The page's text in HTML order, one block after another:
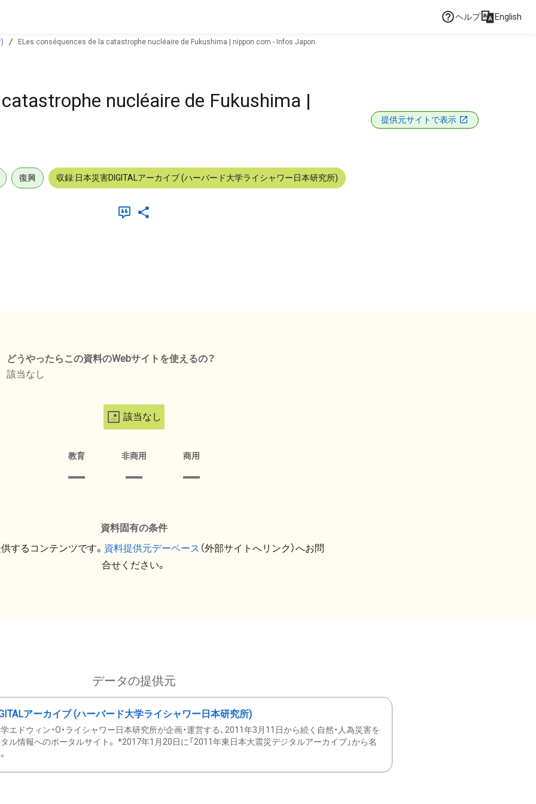
ヘルプ English
ELes conséquences de la catastrophe nucléaire de Fukushima | nippon.com - Infos Japon
nucléaire de Fukushima |
提供元サイトで表示
復興 収録:日本災害DIGITALアーカイブ (ハーバード大学ライシャワー日本研究所)
どうやったらこの資料のWebサイトを使えるの？
該当なし
該当なし
教育 非商用 商用
資料固有の条件
するコンテンツです。 資料提供元デーベース （外部サイトへリンク）へお問
合せください。
データの提供元
アーカイブ (ハーバード大学ライシャワー日本研究所)
エドウィン・O・ライシャワー日本研究所が企画・運営する、2011年3月11日から続く自然・人為災害を
ル情報へのポータルサイト。 *2017年1月20日に「2011年東日本大震災デジタルアーカイブ」から名